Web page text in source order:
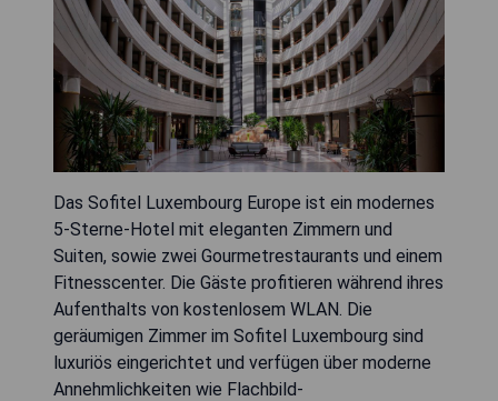
Das Sofitel Luxembourg Europe ist ein modernes
5-Sterne-Hotel mit eleganten Zimmern und
Suiten, sowie zwei Gourmetrestaurants und einem
Fitnesscenter. Die Gäste profitieren während ihres
Aufenthalts von kostenlosem WLAN. Die
geräumigen Zimmer im Sofitel Luxembourg sind
luxuriös eingerichtet und verfügen über moderne
Annehmlichkeiten wie Flachbild-